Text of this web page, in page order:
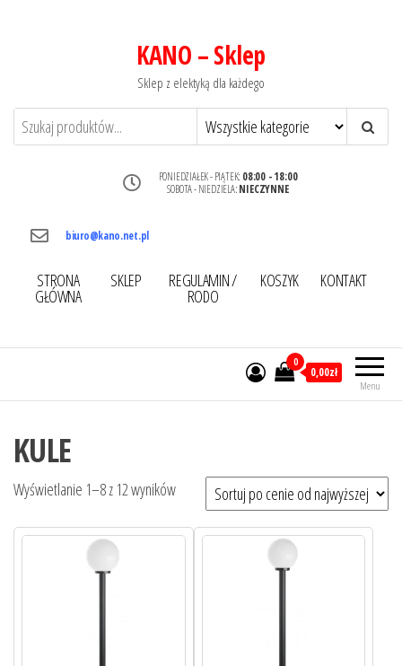
KANO – Sklep
Sklep z elektyką dla każdego
PONIEDZIAŁEK - PIĄTEK: 08:00 - 18:00
SOBOTA - NIEDZIELA:NIECZYNNE
biuro@kano.net.pl
STRONA
GŁÓWNA
SKLEP REGULAMIN /
RODO
KOSZYK KONTAKT
Menu
0
0,00zł
KULE
Wyświetlanie 1–8 z 12 wyników